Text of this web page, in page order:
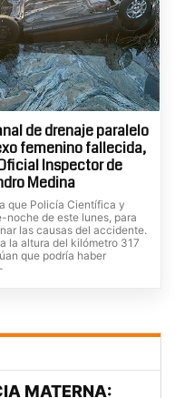
de drenaje paralelo
femenino fallecida,
Inspector de
Medina
que Policía Científica y
noche de este lunes, para
las causas del accidente.
la altura del kilómetro 317
que podría haber